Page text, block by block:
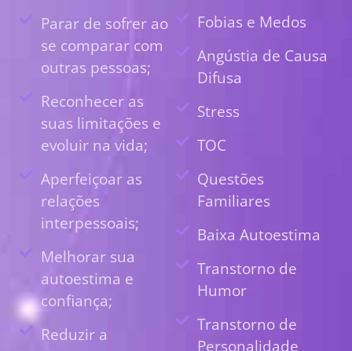
Parar de sofrer ao
se comparar com
outras pessoas;
Reconhecer as
suas limitações e
evoluir na vida;
Aperfeiçoar as
relações
interpessoais;
Melhorar sua
autoestima e
confiança;
Reduzir a
Fobias e Medos
Angústia de Causa
Difusa
Stress
TOC
Questões
Familiares
Baixa Autoestima
Transtorno de
Humor
Transtorno de
Personalidade